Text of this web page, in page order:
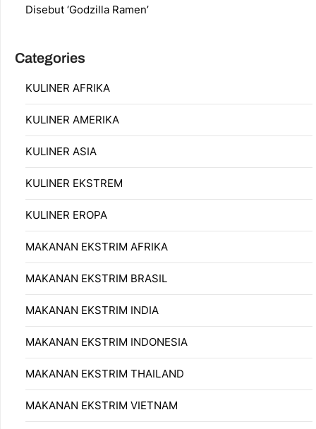
Disebut ‘Godzilla Ramen’
Categories
KULINER AFRIKA
KULINER AMERIKA
KULINER ASIA
KULINER EKSTREM
KULINER EROPA
MAKANAN EKSTRIM AFRIKA
MAKANAN EKSTRIM BRASIL
MAKANAN EKSTRIM INDIA
MAKANAN EKSTRIM INDONESIA
MAKANAN EKSTRIM THAILAND
MAKANAN EKSTRIM VIETNAM